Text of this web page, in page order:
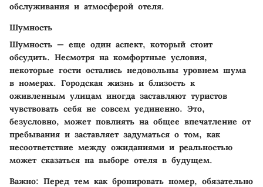
обслуживания и атмосферой отеля.
Шумность
Шумность — еще один аспект, который стоит
обсудить. Несмотря на комфортные условия,
некоторые гости остались недовольны уровнем шума
в номерах. Городская жизнь и близость к
оживленным улицам иногда заставляют туристов
чувствовать себя не совсем уединенно. Это,
безусловно, может повлиять на общее впечатление от
пребывания и заставляет задуматься о том, как
несоответствие между ожиданиями и реальностью
может сказаться на выборе отеля в будущем.
Важно: Перед тем как бронировать номер, обязательно